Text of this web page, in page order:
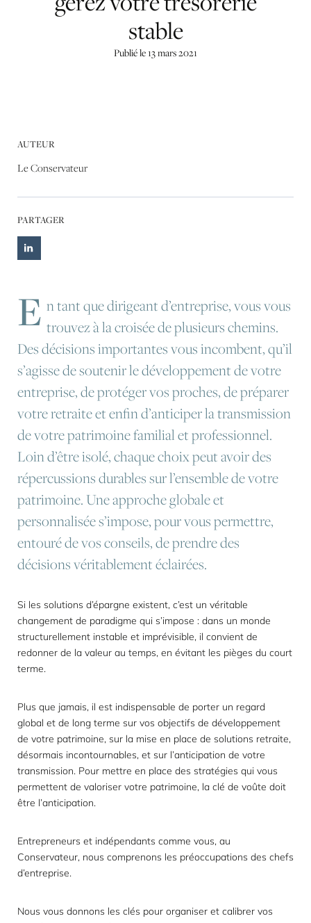
stable
Publié le 13 mars 2021
AUTEUR
Le Conservateur
PARTAGER
E n tant que dirigeant d’entreprise, vous vous
trouvez à la croisée de plusieurs chemins.
Des décisions importantes vous incombent, qu’il
s’agisse de soutenir le développement de votre
entreprise, de protéger vos proches, de préparer
votre retraite et enfin d’anticiper la transmission
de votre patrimoine familial et professionnel.
Loin d’être isolé, chaque choix peut avoir des
répercussions durables sur l’ensemble de votre
patrimoine. Une approche globale et
personnalisée s’impose, pour vous permettre,
entouré de vos conseils, de prendre des
décisions véritablement éclairées.
Si les solutions d’épargne existent, c’est un véritable
changement de paradigme qui s’impose : dans un monde
structurellement instable et imprévisible, il convient de
redonner de la valeur au temps, en évitant les pièges du court
terme.
Plus que jamais, il est indispensable de porter un regard
global et de long terme sur vos objectifs de développement
de votre patrimoine, sur la mise en place de solutions retraite,
désormais incontournables, et sur l’anticipation de votre
transmission. Pour mettre en place des stratégies qui vous
permettent de valoriser votre patrimoine, la clé de voûte doit
être l’anticipation.
Entrepreneurs et indépendants comme vous, au
Conservateur, nous comprenons les préoccupations des chefs
d’entreprise.
Nous vous donnons les clés pour organiser et calibrer vos